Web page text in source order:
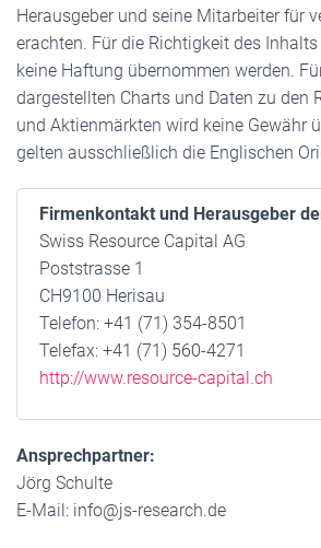
Herausgeber und seine Mitarbeiter für
erachten. Für die Richtigkeit des
keine Haftung übernommen werden.
dargestellten Charts und Daten zu den
und Aktienmärkten wird keine Gewähr
gelten ausschließlich die Englischen
Firmenkontakt und Herausgeber
Swiss Resource Capital AG
Poststrasse 1
CH9100 Herisau
Telefon: +41 (71) 354-8501
Telefax: +41 (71) 560-4271
http://www.resource-capital.ch
Ansprechpartner:
Jörg Schulte
E-Mail: info@js-research.de